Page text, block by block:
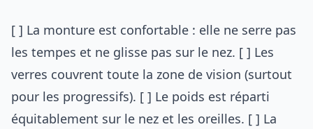
[ ] La monture est confortable : elle ne serre pas
les tempes et ne glisse pas sur le nez. [ ] Les
verres couvrent toute la zone de vision (surtout
pour les progressifs). [ ] Le poids est réparti
équitablement sur le nez et les oreilles. [ ] La